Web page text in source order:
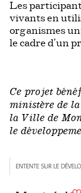
Les
vivants en
organismes
le cadre d’un
Ce projet
ministère de
la Ville de
le